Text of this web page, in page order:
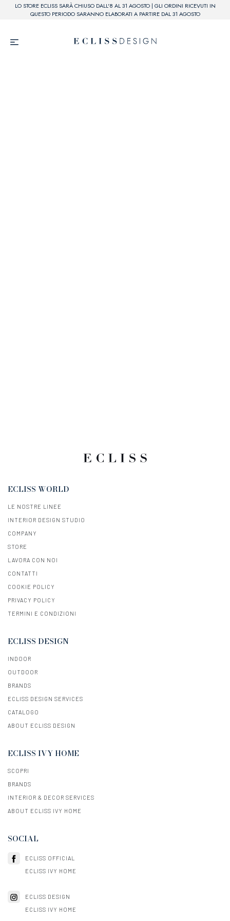
LO STORE ECLISS SARÀ CHIUSO DALL'8 AL 31 AGOSTO | GLI ORDINI RICEVUTI IN
QUESTO PERIODO SARANNO ELABORATI A PARTIRE DAL 31 AGOSTO
ECLISS WORLD
LE NOSTRE LINEE
INTERIOR DESIGN STUDIO
COMPANY
STORE
LAVORA CON NOI
CONTATTI
COOKIE POLICY
PRIVACY POLICY
TERMINI E CONDIZIONI
ECLISS DESIGN
INDOOR
OUTDOOR
BRANDS
ECLISS DESIGN SERVICES
CATALOGO
ABOUT ECLISS DESIGN
ECLISS IVY HOME
SCOPRI
BRANDS
INTERIOR & DECOR SERVICES
ABOUT ECLISS IVY HOME
SOCIAL
ECLISS OFFICIAL
ECLISS IVY HOME
ECLISS DESIGN
ECLISS IVY HOME